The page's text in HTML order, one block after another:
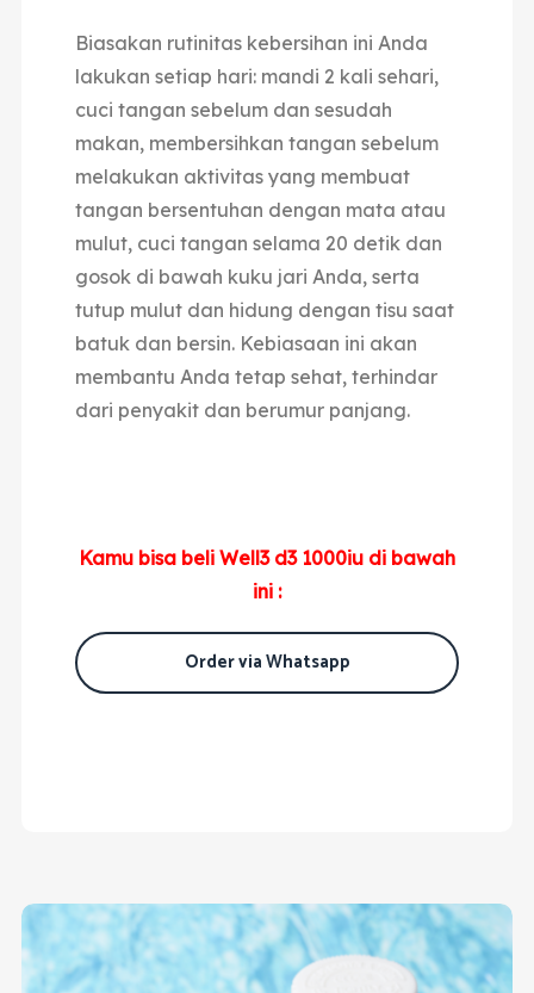
Biasakan rutinitas kebersihan ini Anda
lakukan setiap hari: mandi 2 kali sehari,
cuci tangan sebelum dan sesudah
makan, membersihkan tangan sebelum
melakukan aktivitas yang membuat
tangan bersentuhan dengan mata atau
mulut, cuci tangan selama 20 detik dan
gosok di bawah kuku jari Anda, serta
tutup mulut dan hidung dengan tisu saat
batuk dan bersin. Kebiasaan ini akan
membantu Anda tetap sehat, terhindar
dari penyakit dan berumur panjang.
Kamu bisa beli Well3 d3 1000iu di bawah
ini :
Order via Whatsapp